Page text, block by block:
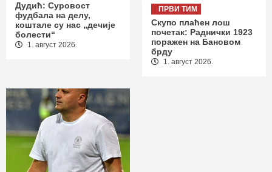
Дудић: Суровост
фудбала на делу,
коштале су нас „дечије
болести“
1. август 2026.
ПРВИ ТИМ
Скупо плаћен лош
почетак: Раднички 1923
поражен на Бановом
брду
1. август 2026.